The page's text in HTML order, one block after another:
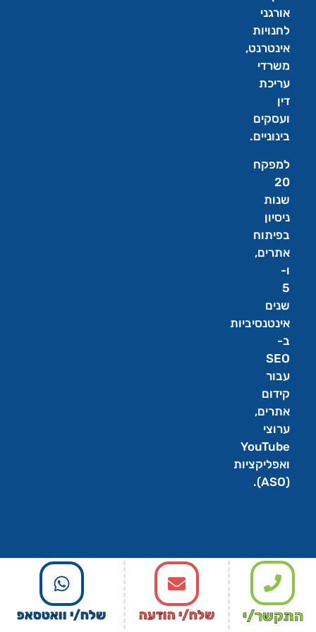
אורגני
לחנויות
אינטרנט,
משרדי
עריכת
דין
ועסקים
בינוניים.
למפקח
20
שנות
ניסיון
בפיתוח
אתרים,
ו-
5
שנים
אינטנסיביות
ב-
SEO
עבור
קידום
אתרים,
ערוצי
YouTube
ואפליקציות
(ASO).
התקשר/י שלח/י הודעה שלח/י וואטסאפ